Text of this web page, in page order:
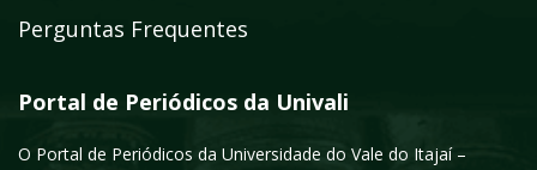
Perguntas Frequentes
Portal de Periódicos da Univali
O Portal de Periódicos da Universidade do Vale do Itajaí –